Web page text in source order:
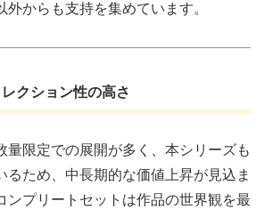
外からも支持を集めています。
クション性の高さ
量限定での展開が多く、本シリーズも
るため、中長期的な価値上昇が見込ま
ンプリートセットは作品の世界観を最